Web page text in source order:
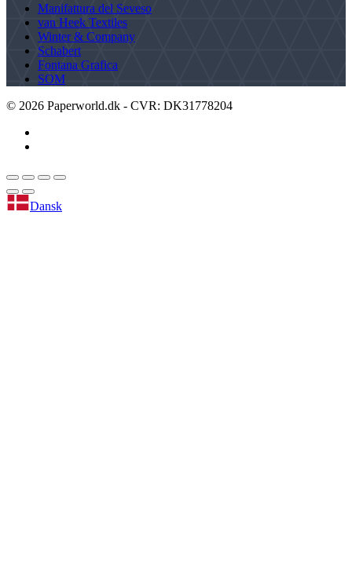
Manifattura del Seveso
van Heek Textiles
Winter & Company
Schabert
Fontana Grafica
SOM
© 2026 Paperworld.dk - CVR: DK31778204
Dansk